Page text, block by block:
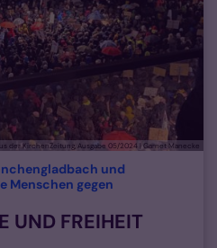
der KirchenZeitung, Ausgabe 05/2024 | Garnet Manecke
und
Menschen gegen
UND FREIHEIT